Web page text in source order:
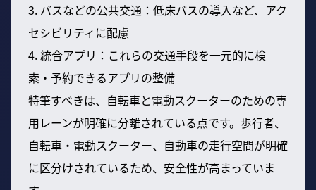
3. バスなどの公共交通：低床バスの導入など、アク
セシビリティに配慮
4. 統合アプリ：これらの交通手段を一元的に検
索・予約できるアプリの整備
特筆すべきは、自転車と電動スクーターのための専
用レーンが明確に分離されている点です。歩行者、
自転車・電動スクーター、自動車の走行空間が明確
に区分けされているため、安全性が高まっていま